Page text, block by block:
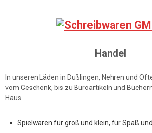
Handel
In unseren Läden in Dußlingen, Nehren und
vom Geschenk, bis zu Büroartikeln und
Haus.
Spielwaren für groß und klein, für Spaß